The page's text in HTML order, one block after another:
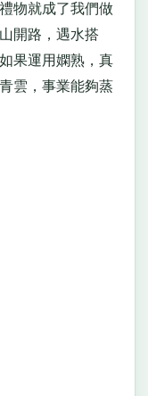
物就成了我們做
開路，遇水搭
果運用嫻熟，真
雲，事業能夠蒸